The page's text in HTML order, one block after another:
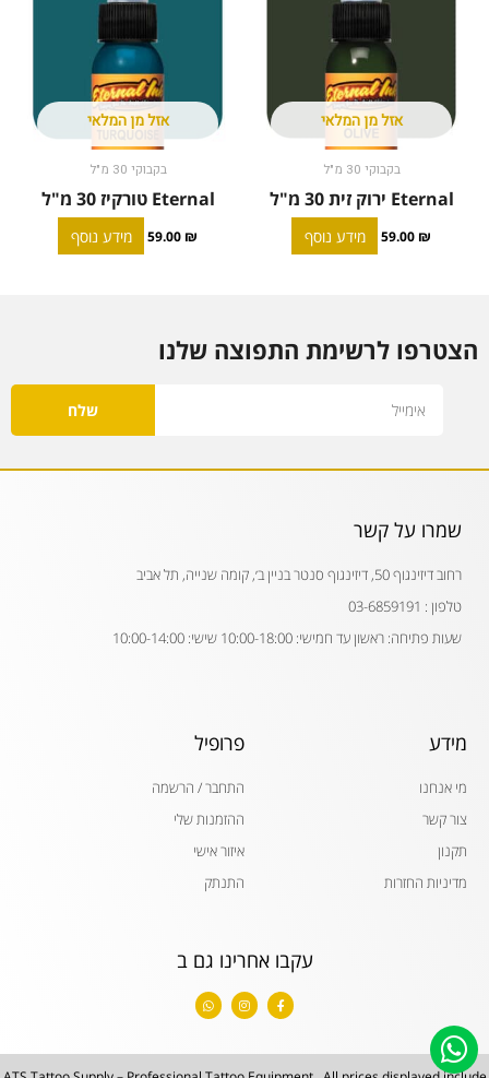
אזל מן המלאי
בקבוקי 30 מ"ל
Eternal ירוק זית 30 מ"ל
59.00 ₪ מידע נוסף
אזל מן המלאי
בקבוקי 30 מ"ל
Eternal טורקיז 30 מ"ל
59.00 ₪ מידע נוסף
הצטרפו לרשימת התפוצה שלנו
שלח
שמרו על קשר
רחוב דיזינגוף 50, דיזינגוף סנטר בניין ב׳, קומה שנייה, תל אביב
טלפון : 03-6859191
שעות פתיחה: ראשון עד חמישי: 10:00-18:00 שישי: 10:00-14:00
מידע
מי אנחנו
צור קשר
תקנון
מדיניות החזרות
פרופיל
התחבר / הרשמה
ההזמנות שלי
איזור אישי
התנתק
עקבו אחרינו גם ב
F
a
c
o
o
I
n
s
g
r
W
h
a
a
p